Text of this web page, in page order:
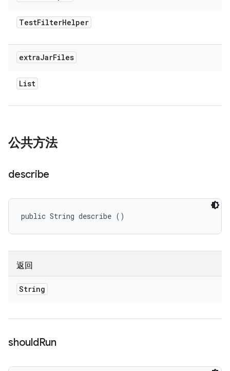
TestFilterHelper
extraJarFiles
List
公共方法
describe
public String describe ()
返回
String
shouldRun